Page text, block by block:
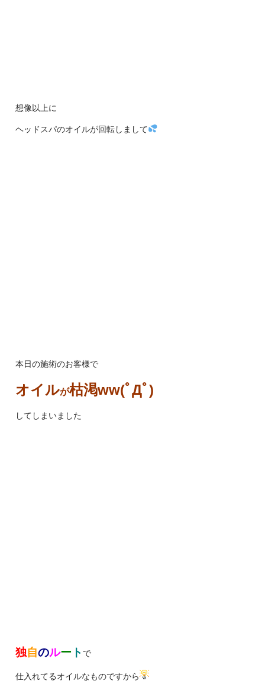
想像以上に
ヘッドスパのオイルが回転しまして
本日の施術のお客様で
オイルが枯渇ww(ﾟДﾟ)
してしまいました
独自のルー ト で
仕入れてるオイルなものですから